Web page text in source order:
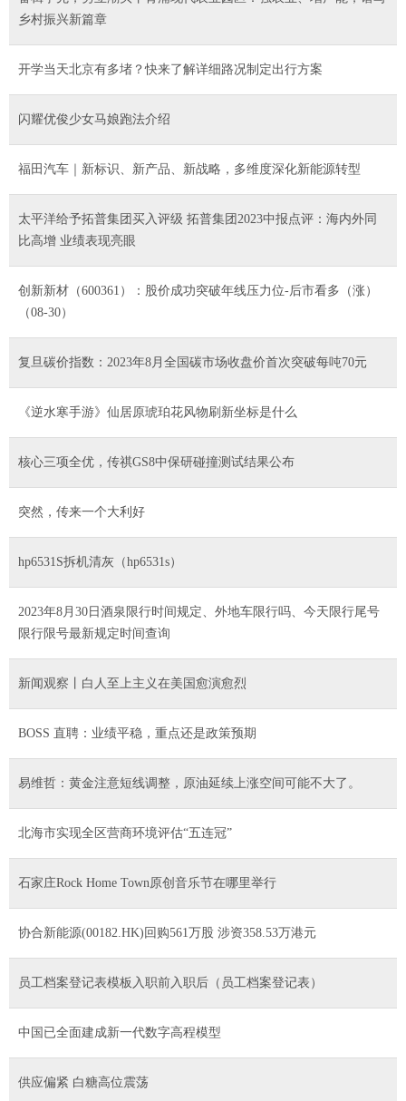
乡村振兴新篇章
开学当天北京有多堵？快来了解详细路况制定出行方案
闪耀优俊少女马娘跑法介绍
福田汽车｜新标识、新产品、新战略，多维度深化新能源转型
太平洋给予拓普集团买入评级 拓普集团2023中报点评：海内外同
比高增 业绩表现亮眼
创新新材（600361）：股价成功突破年线压力位-后市看多（涨）
（08-30）
复旦碳价指数：2023年8月全国碳市场收盘价首次突破每吨70元
《逆水寒手游》仙居原琥珀花风物刷新坐标是什么
核心三项全优，传祺GS8中保研碰撞测试结果公布
突然，传来一个大利好
hp6531S拆机清灰（hp6531s）
2023年8月30日酒泉限行时间规定、外地车限行吗、今天限行尾号
限行限号最新规定时间查询
新闻观察丨白人至上主义在美国愈演愈烈
BOSS 直聘：业绩平稳，重点还是政策预期
易维哲：黄金注意短线调整，原油延续上涨空间可能不大了。
北海市实现全区营商环境评估“五连冠”
石家庄Rock Home Town原创音乐节在哪里举行
协合新能源(00182.HK)回购561万股 涉资358.53万港元
员工档案登记表模板入职前入职后（员工档案登记表）
中国已全面建成新一代数字高程模型
供应偏紧 白糖高位震荡